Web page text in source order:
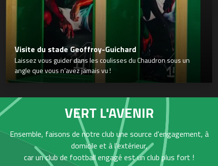
Visite du stade Geoffroy-Guichard
Laissez vous guider dans les coulisses du Chaudron sous un
angle que vous n’avez jamais vu !
VERT L'AVENIR
Ensemble, faisons de notre club une source d'engagement, à
domicile et à l'extérieur,
car un club de football engagé est un club plus fort !